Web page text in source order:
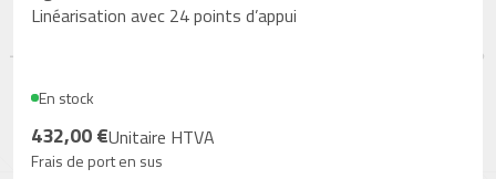
Linéarisation avec 24 points d’appui
En stock
432,00 €Unitaire HTVA
Frais de port en sus